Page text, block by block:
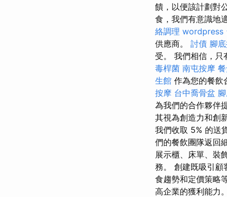
饋，以便該計劃對
食，我們有意識地
絡調理 wordpress
供應商。 討債 腳
受。 我們相信，只
毒桿菌 南屯按摩
生館 作為您的餐飲
按摩 台中喬骨盆
為我們的合作夥伴
其視為創造力和創
我們收取 5% 的送
們的餐飲團隊返回
展示櫃、床單、裝
務。 創建既吸引顧
食趨勢和定價策略
高企業的獲利能力。